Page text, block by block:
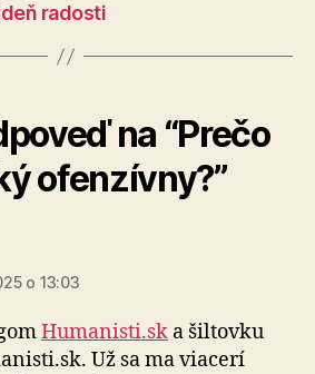
radosti
na “Prečo
ofenzívny?”
o 13:03
Humanisti.sk a šiltovku
Už sa ma viacerí